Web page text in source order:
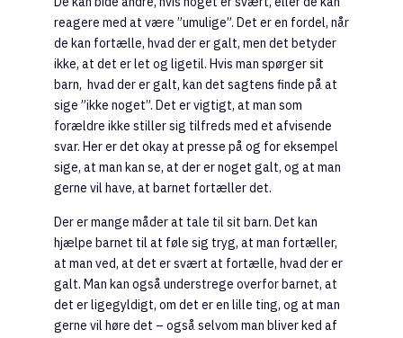
reagere med at være ”umulige”. Det er en fordel, når
de kan fortælle, hvad der er galt, men det betyder
ikke, at det er let og ligetil. Hvis man spørger sit
barn, hvad der er galt, kan det sagtens finde på at
sige ”ikke noget”. Det er vigtigt, at man som
forældre ikke stiller sig tilfreds med et afvisende
svar. Her er det okay at presse på og for eksempel
sige, at man kan se, at der er noget galt, og at man
gerne vil have, at barnet fortæller det.
Der er mange måder at tale til sit barn. Det kan
hjælpe barnet til at føle sig tryg, at man fortæller,
at man ved, at det er svært at fortælle, hvad der er
galt. Man kan også understrege overfor barnet, at
det er ligegyldigt, om det er en lille ting, og at man
gerne vil høre det – også selvom man bliver ked af